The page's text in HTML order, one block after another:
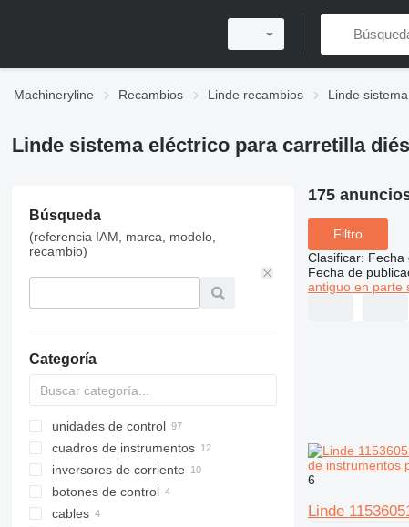
Machineryline Recambios Linde recambios Linde
Linde sistema eléctrico para carretilla
Búsqueda
(referencia IAM, marca, modelo,
recambio)
Categoría
unidades de control
cuadros de instrumentos
inversores de corriente
botones de control
cables
175
Filtro
Clasificar: Fecha
Fecha de
antiguo en parte
de instrumentos
6
Linde